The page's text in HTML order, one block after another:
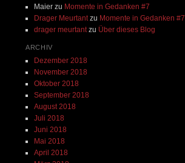
Maierzu Momente in Gedanken #7
Drager Meurtantzu Momente in Gedanken #7
drager meurtantzu Über dieses Blog
ARCHIV
Dezember 2018
November 2018
Oktober 2018
September 2018
August 2018
Juli 2018
Juni 2018
Mai 2018
April 2018